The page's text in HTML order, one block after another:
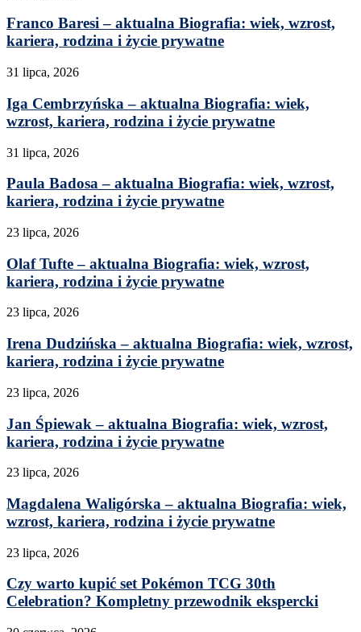
Franco Baresi – aktualna Biografia: wiek, wzrost,
kariera, rodzina i życie prywatne
31 lipca, 2026
Iga Cembrzyńska – aktualna Biografia: wiek,
wzrost, kariera, rodzina i życie prywatne
31 lipca, 2026
Paula Badosa – aktualna Biografia: wiek, wzrost,
kariera, rodzina i życie prywatne
23 lipca, 2026
Olaf Tufte – aktualna Biografia: wiek, wzrost,
kariera, rodzina i życie prywatne
23 lipca, 2026
Irena Dudzińska – aktualna Biografia: wiek, wzrost,
kariera, rodzina i życie prywatne
23 lipca, 2026
Jan Śpiewak – aktualna Biografia: wiek, wzrost,
kariera, rodzina i życie prywatne
23 lipca, 2026
Magdalena Waligórska – aktualna Biografia: wiek,
wzrost, kariera, rodzina i życie prywatne
23 lipca, 2026
Czy warto kupić set Pokémon TCG 30th
Celebration? Kompletny przewodnik ekspercki